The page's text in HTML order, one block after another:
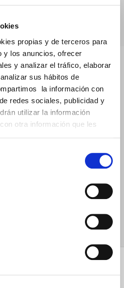
propias y de terceros para
y los anuncios, ofrecer
y analizar el tráfico, elaborar
sus hábitos de
la información con
redes sociales, publicidad y
utilizar la información
otra información que les